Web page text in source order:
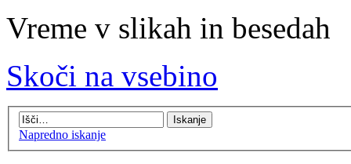
Vreme v slikah in besedah
Skoči na vsebino
Napredno iskanje